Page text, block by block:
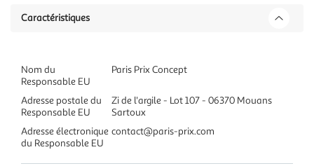
Caractéristiques
Nom du
Responsable EU
Paris Prix Concept
Adresse postale du
Responsable EU
Zi de l'argile - Lot 107 - 06370 Mouans
Sartoux
Adresse électronique
du Responsable EU
contact@paris-prix.com